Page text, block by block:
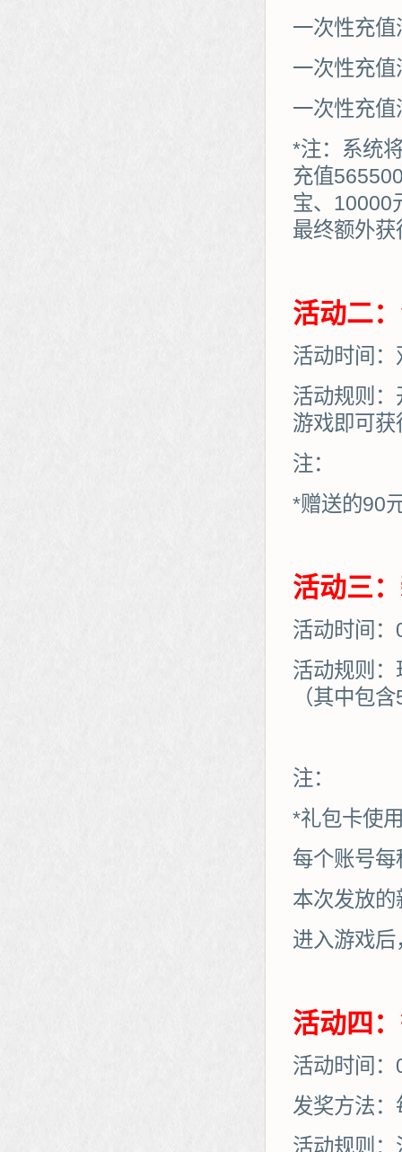
一次性充
一次性充
一次性充
*注：系统
充值
宝、10000
最终额外
活动二
活动时间
活动规则
游戏即可
注：
*赠送的90
活动三
活动时间
活动规则
（其中包
注：
*礼包卡使
每个账号
本次发放
进入游戏后
活动四
活动时间
发奖方法：
活动规则